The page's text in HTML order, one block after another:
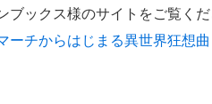
ブックス様のサイトをご覧くだ
チからはじまる異世界狂想